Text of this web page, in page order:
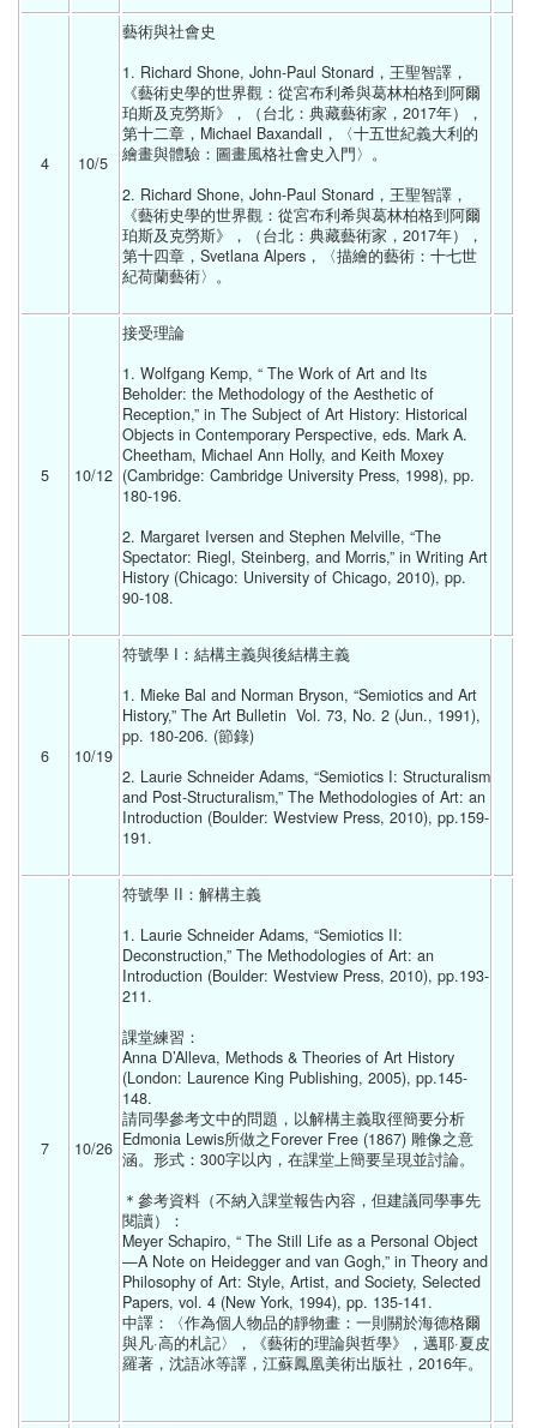
4 10/5
藝術與社會史
1. Richard Shone, John-Paul Stonard，王聖智譯，
《藝術史學的世界觀：從宮布利希與葛林柏格到阿爾
珀斯及克勞斯》，（台北：典藏藝術家，2017年），
第十二章，Michael Baxandall，〈十五世紀義大利的
繪畫與體驗：圖畫風格社會史入門〉。
2. Richard Shone, John-Paul Stonard，王聖智譯，
《藝術史學的世界觀：從宮布利希與葛林柏格到阿爾
珀斯及克勞斯》，（台北：典藏藝術家，2017年），
第十四章，Svetlana Alpers，〈描繪的藝術：十七世
紀荷蘭藝術〉。
5 10/12
接受理論
1. Wolfgang Kemp, “ The Work of Art and Its
Beholder: the Methodology of the Aesthetic of
Reception,” in The Subject of Art History: Historical
Objects in Contemporary Perspective, eds. Mark A.
Cheetham, Michael Ann Holly, and Keith Moxey
(Cambridge: Cambridge University Press, 1998), pp.
180-196.
2. Margaret Iversen and Stephen Melville, “The
Spectator: Riegl, Steinberg, and Morris,” in Writing Art
History (Chicago: University of Chicago, 2010), pp.
90-108.
6 10/19
符號學 I：結構主義與後結構主義
1. Mieke Bal and Norman Bryson, “Semiotics and Art
History,” The Art Bulletin  Vol. 73, No. 2 (Jun., 1991),
pp. 180-206. (節錄)
2. Laurie Schneider Adams, “Semiotics I: Structuralism
and Post-Structuralism,” The Methodologies of Art: an
Introduction (Boulder: Westview Press, 2010), pp.159-
191.
7 10/26
符號學 II：解構主義
1. Laurie Schneider Adams, “Semiotics II:
Deconstruction,” The Methodologies of Art: an
Introduction (Boulder: Westview Press, 2010), pp.193-
211.
課堂練習：
Anna D’Alleva, Methods & Theories of Art History
(London: Laurence King Publishing, 2005), pp.145-
148.
請同學參考文中的問題，以解構主義取徑簡要分析
Edmonia Lewis所做之Forever Free (1867) 雕像之意
涵。形式：300字以內，在課堂上簡要呈現並討論。
＊參考資料（不納入課堂報告內容，但建議同學事先
閱讀）：
Meyer Schapiro, “ The Still Life as a Personal Object
—A Note on Heidegger and van Gogh,” in Theory and
Philosophy of Art: Style, Artist, and Society, Selected
Papers, vol. 4 (New York, 1994), pp. 135-141.
中譯：〈作為個人物品的靜物畫：一則關於海德格爾
與凡·高的札記〉，《藝術的理論與哲學》，邁耶·夏皮
羅著，沈語冰等譯，江蘇鳳凰美術出版社，2016年。